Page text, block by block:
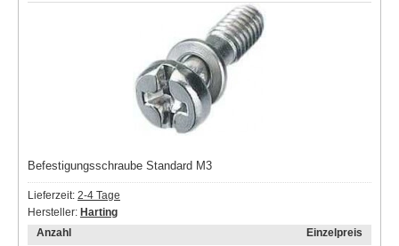
Befestigungsschraube Standard M3
Lieferzeit: 2-4 Tage
Hersteller: Harting
Anzahl
Einzelpreis